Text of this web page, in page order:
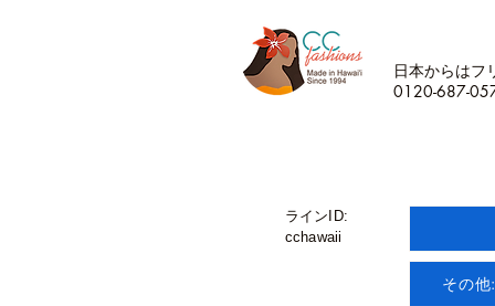
日本からはフ
0120-687-
ラインID:
cchawaii
その